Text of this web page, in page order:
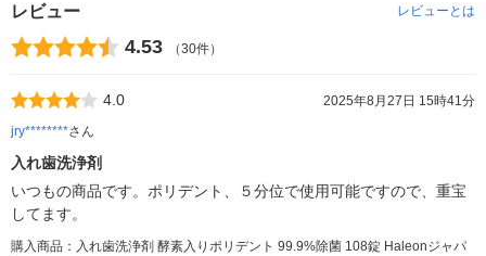
レビュー レビューとは
4.53 （30件）
4.0
2025年8月27日 15時41分
jry********さん
入れ歯洗浄剤
いつもの商品です。ポリデント、５分位で使用可能ですので、重宝
してます。
購入商品：入れ歯洗浄剤 酵素入りポリデント 99.9%除菌 108錠 Haleonジャパ